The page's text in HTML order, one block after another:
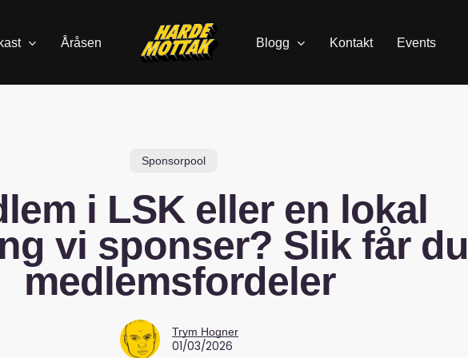
Åråsen Blogg Kontakt Events
Sponsorpool
i LSK eller en lokal
vi sponser? Slik får du
medlemsfordeler
Trym Hogner
01/03/2026